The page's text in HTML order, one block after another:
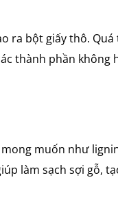
ra bột giấy thô.
thành phần không
muốn như
làm sạch sợi gỗ,